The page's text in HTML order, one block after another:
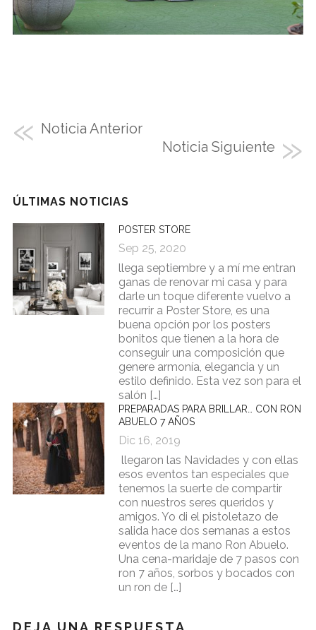
Noticia Anterior
Noticia Siguiente
ÚLTIMAS NOTICIAS
POSTER STORE
Sep 25, 2020
llega septiembre y a mí me entran
ganas de renovar mi casa y para
darle un toque diferente vuelvo a
recurrir a Poster Store, es una
buena opción por los posters
bonitos que tienen a la hora de
conseguir una composición que
genere armonía, elegancia y un
estilo definido. Esta vez son para el
salón […]
PREPARADAS PARA BRILLAR… CON RON
ABUELO 7 AÑOS
Dic 16, 2019
llegaron las Navidades y con ellas
esos eventos tan especiales que
tenemos la suerte de compartir
con nuestros seres queridos y
amigos. Yo di el pistoletazo de
salida hace dos semanas a estos
eventos de la mano Ron Abuelo.
Una cena-maridaje de 7 pasos con
ron 7 años, sorbos y bocados con
un ron de […]